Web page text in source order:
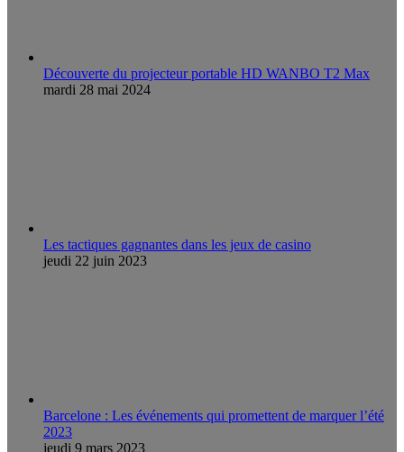
Découverte du projecteur portable HD WANBO T2 Max
mardi 28 mai 2024
Les tactiques gagnantes dans les jeux de casino
jeudi 22 juin 2023
Barcelone : Les événements qui promettent de marquer l’été
2023
jeudi 9 mars 2023